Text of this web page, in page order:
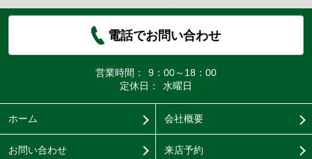
電話でお問い合わせ
営業時間：
9：00～18：00
定休日：
水曜日
ホーム 会社概要
お問い合わせ 来店予約